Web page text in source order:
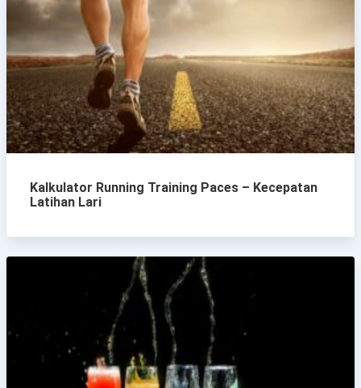
Kalkulator Running Training Paces – Kecepatan
Latihan Lari